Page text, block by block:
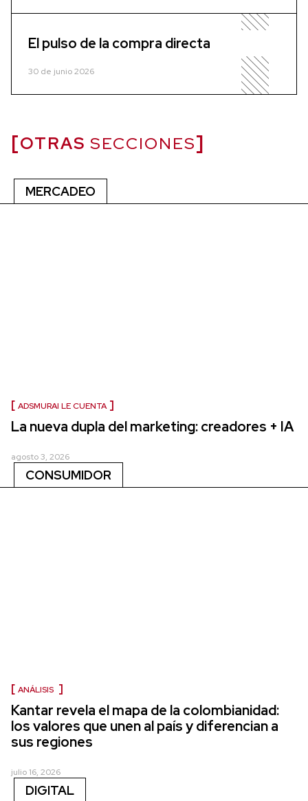
El pulso de la compra directa
30 de junio 2026
OTRAS SECCIONES
MERCADEO
ADSMURAI LE CUENTA
La nueva dupla del marketing: creadores + IA
agosto 3, 2026
CONSUMIDOR
ANÁLISIS
Kantar revela el mapa de la colombianidad:
los valores que unen al país y diferencian a
sus regiones
julio 16, 2026
DIGITAL